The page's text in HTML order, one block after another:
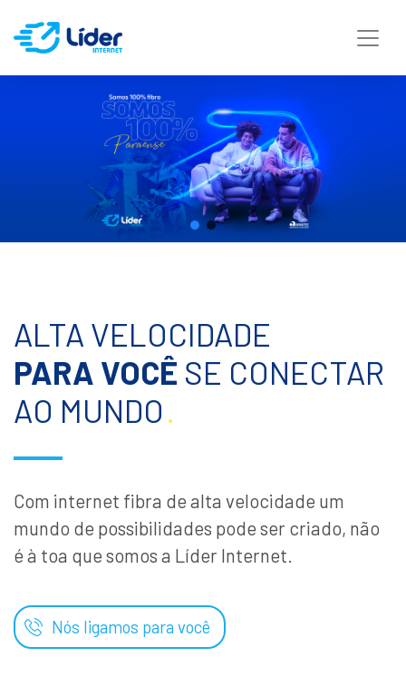
ALTA VELOCIDADE
PARA VOCÊ SE CONECTAR
AO MUNDO.
Com internet fibra de alta velocidade um
mundo de possibilidades pode ser criado, não
é à toa que somos a Líder Internet.
Nós ligamos para você